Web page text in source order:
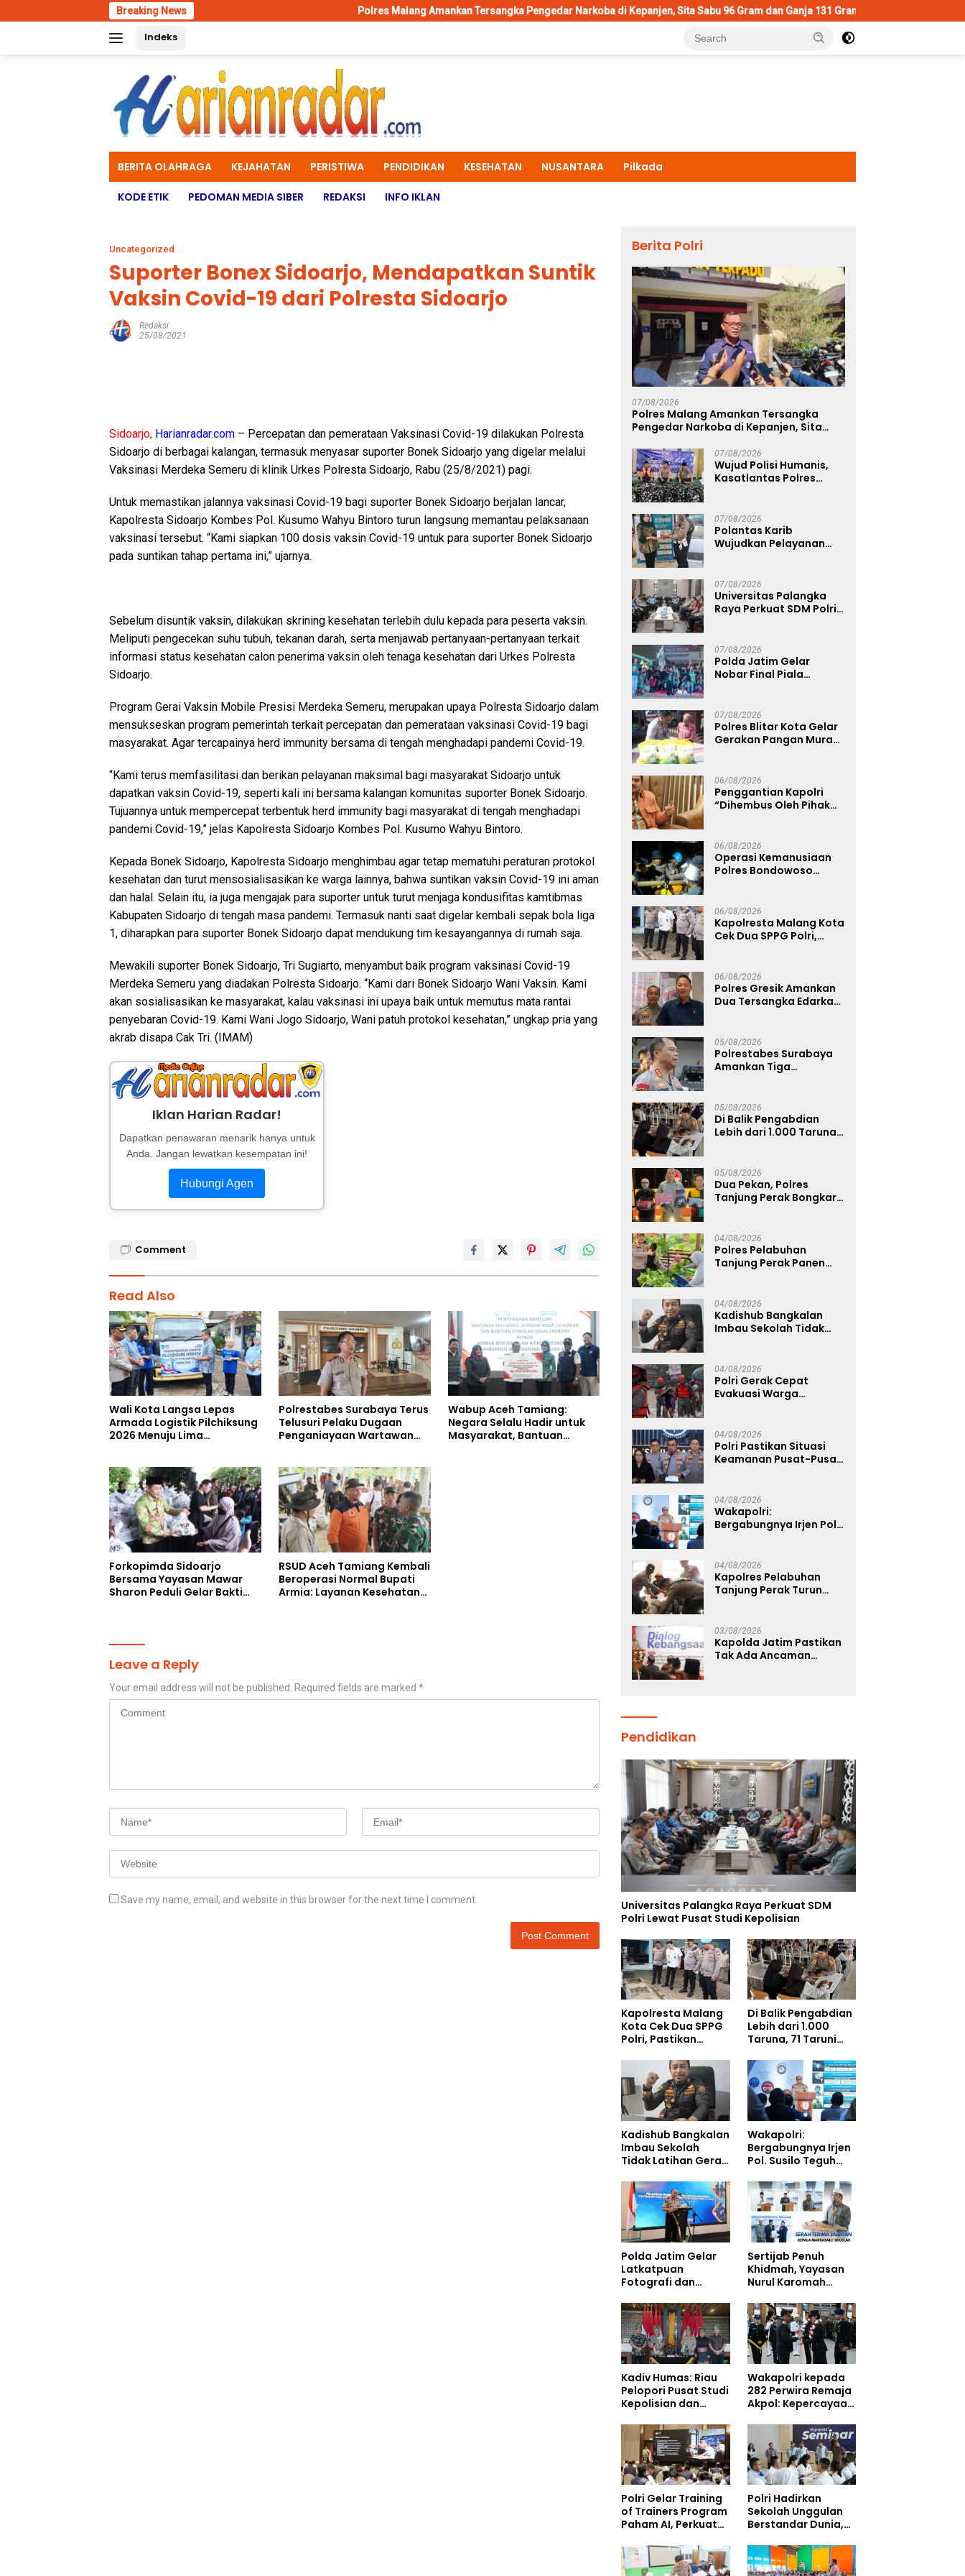
to
Breaking News Polres Malang Amankan Tersangka Pengedar Narkoba di Kepanjen, Sita Sabu 96 Gram dan Ganja 131 Gram Wujud Polisi Humanis,
Indeks
BERITA OLAHRAGA KEJAHATAN PERISTIWA PENDIDIKAN KESEHATAN NUSANTARA Pilkada
KODE ETIK PEDOMAN MEDIA SIBER REDAKSI INFO IKLAN
Uncategorized
Suporter Bonex Sidoarjo, Mendapatkan Suntik
Vaksin Covid-19 dari Polresta Sidoarjo
Redaksi
25/08/2021
Sidoarjo, Harianradar.com – Percepatan dan pemerataan Vaksinasi Covid-19 dilakukan Polresta
Sidoarjo di berbagai kalangan, termasuk menyasar suporter Bonek Sidoarjo yang digelar melalui
Vaksinasi Merdeka Semeru di klinik Urkes Polresta Sidoarjo, Rabu (25/8/2021) pagi.
Untuk memastikan jalannya vaksinasi Covid-19 bagi suporter Bonek Sidoarjo berjalan lancar,
Kapolresta Sidoarjo Kombes Pol. Kusumo Wahyu Bintoro turun langsung memantau pelaksanaan
vaksinasi tersebut. “Kami siapkan 100 dosis vaksin Covid-19 untuk para suporter Bonek Sidoarjo
pada suntikan tahap pertama ini,” ujarnya.
Sebelum disuntik vaksin, dilakukan skrining kesehatan terlebih dulu kepada para peserta vaksin.
Meliputi pengecekan suhu tubuh, tekanan darah, serta menjawab pertanyaan-pertanyaan terkait
informasi status kesehatan calon penerima vaksin oleh tenaga kesehatan dari Urkes Polresta
Sidoarjo.
Program Gerai Vaksin Mobile Presisi Merdeka Semeru, merupakan upaya Polresta Sidoarjo dalam
mensukseskan program pemerintah terkait percepatan dan pemerataan vaksinasi Covid-19 bagi
masyarakat. Agar tercapainya herd immunity bersama di tengah menghadapi pandemi Covid-19.
“Kami terus memfasilitasi dan berikan pelayanan maksimal bagi masyarakat Sidoarjo untuk
dapatkan vaksin Covid-19, seperti kali ini bersama kalangan komunitas suporter Bonek Sidoarjo.
Tujuannya untuk mempercepat terbentuk herd immunity bagi masyarakat di tengah menghadapi
pandemi Covid-19,” jelas Kapolresta Sidoarjo Kombes Pol. Kusumo Wahyu Bintoro.
Kepada Bonek Sidoarjo, Kapolresta Sidoarjo menghimbau agar tetap mematuhi peraturan protokol
kesehatan dan turut mensosialisasikan ke warga lainnya, bahwa suntikan vaksin Covid-19 ini aman
dan halal. Selain itu, ia juga mengajak para suporter untuk turut menjaga kondusifitas kamtibmas
Kabupaten Sidoarjo di tengah masa pandemi. Termasuk nanti saat digelar kembali sepak bola liga
1, diharapkan para suporter Bonek Sidoarjo dapat mendukung tim kesayangannya di rumah saja.
Mewakili suporter Bonek Sidoarjo, Tri Sugiarto, menyambut baik program vaksinasi Covid-19
Merdeka Semeru yang diadakan Polresta Sidoarjo. “Kami dari Bonek Sidoarjo Wani Vaksin. Kami
akan sosialisasikan ke masyarakat, kalau vaksinasi ini upaya baik untuk memutus mata rantai
penyebaran Covid-19. Kami Wani Jogo Sidoarjo, Wani patuh protokol kesehatan,” ungkap pria yang
akrab disapa Cak Tri. (IMAM)
Iklan Harian Radar!
Dapatkan penawaran menarik hanya untuk
Anda. Jangan lewatkan kesempatan ini!
Hubungi Agen
Comment
Read Also
Wali Kota Langsa Lepas
Armada Logistik Pilchiksung
2026 Menuju Lima
Polrestabes Surabaya Terus
Telusuri Pelaku Dugaan
Penganiayaan Wartawan
Wabup Aceh Tamiang:
Negara Selalu Hadir untuk
Masyarakat, Bantuan
Forkopimda Sidoarjo
Bersama Yayasan Mawar
Sharon Peduli Gelar Bakti
RSUD Aceh Tamiang Kembali
Beroperasi Normal Bupati
Armia: Layanan Kesehatan
Leave a Reply
Your email address will not be published. Required fields are marked *
Save my name, email, and website in this browser for the next time I comment.
Berita Polri
07/08/2026
Polres Malang Amankan Tersangka
Pengedar Narkoba di Kepanjen, Sita
07/08/2026
Wujud Polisi Humanis,
Kasatlantas Polres
Berkah di Masjid Syekh
Ahmad Ibrahim
07/08/2026
Polantas Karib
Wujudkan Pelayanan
Humanis
07/08/2026
Universitas Palangka
Raya Perkuat SDM Polri
07/08/2026
Polda Jatim Gelar
Nobar Final Piala
Persebaya dari
Lapangan Mapolda
07/08/2026
Polres Blitar Kota Gelar
Gerakan Pangan Murah
06/08/2026
Penggantian Kapolri
“Dihembus Oleh Pihak
06/08/2026
Operasi Kemanusiaan
Polres Bondowoso
Piramid
06/08/2026
Kapolresta Malang Kota
Cek Dua SPPG Polri,
Pengelolaan Limbah
Berjalan Optimal
06/08/2026
Polres Gresik Amankan
Dua Tersangka Edarkan
05/08/2026
Polrestabes Surabaya
Amankan Tiga
05/08/2026
Di Balik Pengabdian
Lebih dari 1.000 Taruna,
Siswa Sekolah Rakyat
05/08/2026
Dua Pekan, Polres
Tanjung Perak Bongkar
Ekstasi
04/08/2026
Polres Pelabuhan
Tanjung Perak Panen
Ketahanan Pangan
Nasional
04/08/2026
Kadishub Bangkalan
Imbau Sekolah Tidak
04/08/2026
Polri Gerak Cepat
Evakuasi Warga
04/08/2026
Polri Pastikan Situasi
Keamanan Pusat-Pusat
04/08/2026
Wakapolri:
Bergabungnya Irjen Pol.
Nasional Pusat Studi
Kepolisian
04/08/2026
Kapolres Pelabuhan
Tanjung Perak Turun
Kebakaran KM Mutiara
Sentosa 2 Berjalan
Maksimal
03/08/2026
Kapolda Jatim Pastikan
Tak Ada Ancaman
Pendidikan
Universitas Palangka Raya Perkuat SDM
Polri Lewat Pusat Studi Kepolisian
Kapolresta Malang
Kota Cek Dua SPPG
Polri, Pastikan
Pengelolaan Limbah
Berjalan Optimal
Di Balik Pengabdian
Lebih dari 1.000
Taruna, 71 Taruni
Pembentukan
Karakter Siswa
Sekolah Rakyat
Kadishub Bangkalan
Imbau Sekolah
Tidak Latihan Gerak
Wakapolri:
Bergabungnya Irjen
Pol. Susilo Teguh
Perkuat Jejaring
Nasional Pusat
Studi Kepolisian
Polda Jatim Gelar
Latkatpuan
Fotografi dan
Tingkatkan
Kompetensi
Personel di Era
Digital
Sertijab Penuh
Khidmah, Yayasan
Nurul Karomah
Demisioner Voucher
Umrah
Kadiv Humas: Riau
Pelopori Pusat Studi
Kepolisian dan
Policing Masuki
Babak Baru
Wakapolri kepada
282 Perwira Remaja
Akpol: Kepercayaan
Dibangun dari
Integritas
Polri Gelar Training
of Trainers Program
Paham AI, Perkuat
Pelajar
Polri Hadirkan
Sekolah Unggulan
Berstandar Dunia,
Tempati Kampus